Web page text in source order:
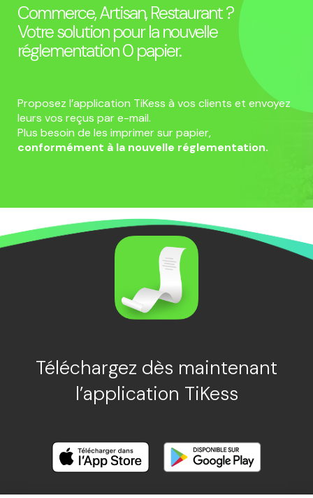
Commerce, Artisan, Restaurant ?
Votre solution pour la nouvelle
réglementation 0 papier.
Proposez l’application TiKess à vos clients et envoyez
leurs vos reçus par e-mail.
Plus besoin de les imprimer sur papier,
conformément à la nouvelle réglementation.
Téléchargez dès maintenant
l’application TiKess